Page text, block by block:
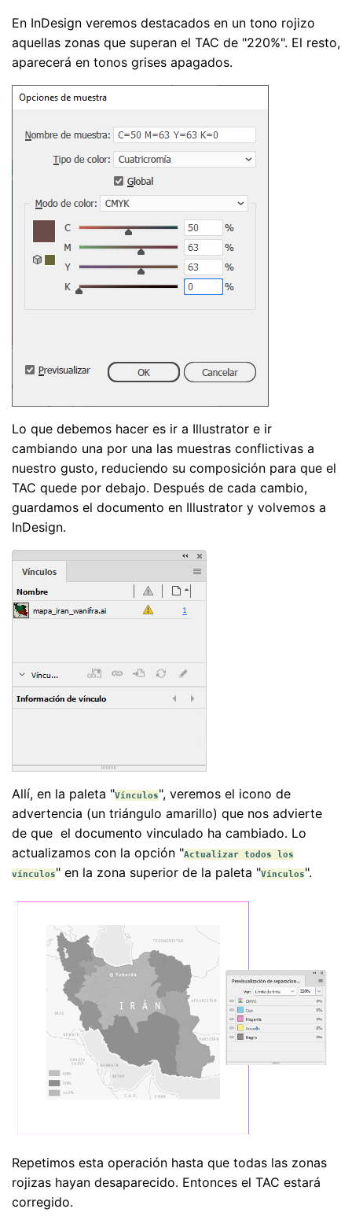
En InDesign veremos destacados en un tono rojizo
aquellas zonas que superan el TAC de "220%". El resto,
aparecerá en tonos grises apagados.
Lo que debemos hacer es ir a Illustrator e ir
cambiando una por una las muestras conflictivas a
nuestro gusto, reduciendo su composición para que el
TAC quede por debajo. Después de cada cambio,
guardamos el documento en Illustrator y volvemos a
InDesign.
Allí, en la paleta "Vínculos", veremos el icono de
advertencia (un triángulo amarillo) que nos advierte
de que el documento vinculado ha cambiado. Lo
actualizamos con la opción "Actualizar todos los
vínculos" en la zona superior de la paleta "Vínculos".
Repetimos esta operación hasta que todas las zonas
rojizas hayan desaparecido. Entonces el TAC estará
corregido.